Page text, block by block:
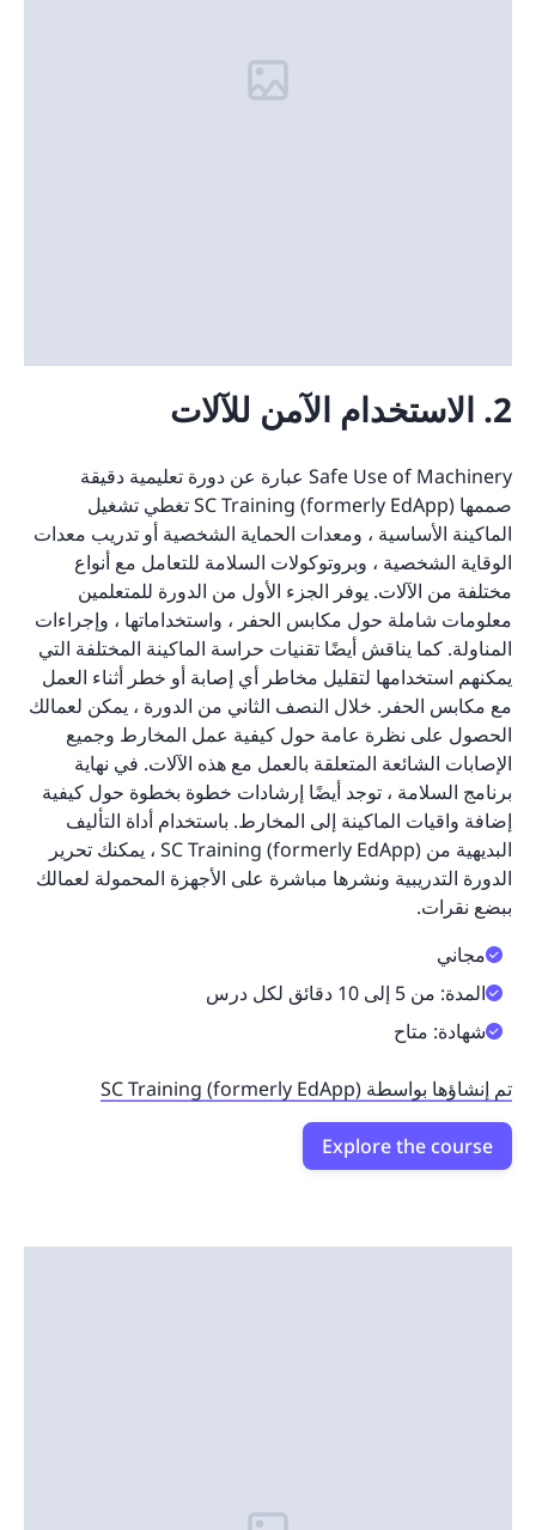
2. الاستخدام الآمن للآلات
Safe Use of Machinery عبارة عن دورة تعليمية دقيقة
صممها SC Training (formerly EdApp) تغطي تشغيل
الماكينة الأساسية ، ومعدات الحماية الشخصية أو تدريب معدات
الوقاية الشخصية ، وبروتوكولات السلامة للتعامل مع أنواع
مختلفة من الآلات. يوفر الجزء الأول من الدورة للمتعلمين
معلومات شاملة حول مكابس الحفر ، واستخداماتها ، وإجراءات
المناولة. كما يناقش أيضًا تقنيات حراسة الماكينة المختلفة التي
يمكنهم استخدامها لتقليل مخاطر أي إصابة أو خطر أثناء العمل
مع مكابس الحفر. خلال النصف الثاني من الدورة ، يمكن لعمالك
الحصول على نظرة عامة حول كيفية عمل المخارط وجميع
الإصابات الشائعة المتعلقة بالعمل مع هذه الآلات. في نهاية
برنامج السلامة ، توجد أيضًا إرشادات خطوة بخطوة حول كيفية
إضافة واقيات الماكينة إلى المخارط. باستخدام أداة التأليف
البديهية من SC Training (formerly EdApp) ، يمكنك تحرير
الدورة التدريبية ونشرها مباشرة على الأجهزة المحمولة لعمالك
ببضع نقرات.
مجاني
المدة: من 5 إلى 10 دقائق لكل درس
شهادة: متاح
تم إنشاؤها بواسطة SC Training (formerly EdApp)
Explore the course